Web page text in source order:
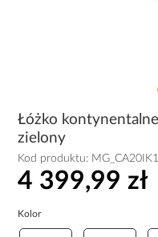
Łóżko
zielony
Kod produktu:
4 399,99 zł
Kolor